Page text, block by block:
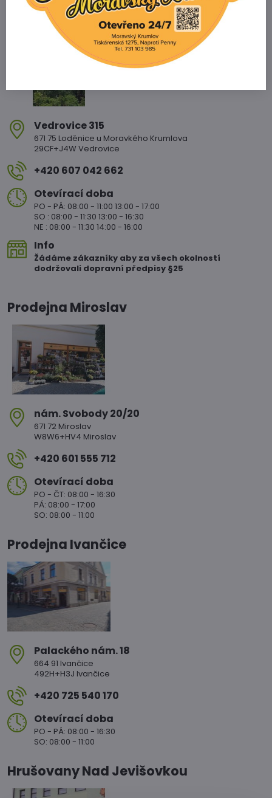
Zahradnictví Vedrovice
Vedrovice 315
671 75 Loděnice u Moravkého Krumlova
29CF+J4W Vedrovice
+420 607 042 662
Otevírací doba
PO - PÁ: 08:00 - 11:00 13:00 - 17:00
SO : 08:00 - 11:30 13:00 - 16:30
NE : 08:00 - 11:30 14:00 - 16:00
Info
Žádáme zákazníky aby za všech okolností
dodržovali dopravní předpisy §25
Prodejna Miroslav
nám​. Svobody 20/20
671 72 Miroslav
W8W6+HV4 Miroslav
+420 601 555 712
Otevírací doba
PO - ČT: 08:00 - 16:30
PÁ: 08:00 - 17:00
SO: 08:00 - 11:00
Prodejna Ivančice
Palackého nám​. 18
664 91 Ivančice
492H+H3J Ivančice
+420 725 540 170
Otevírací doba
PO - PÁ: 08:00 - 16:30
SO: 08:00 - 11:00
Hrušovany Nad Jevišovkou